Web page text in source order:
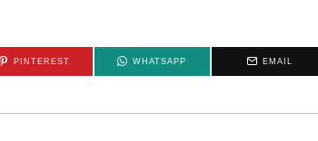
PINTEREST WHATSAPP EMAIL